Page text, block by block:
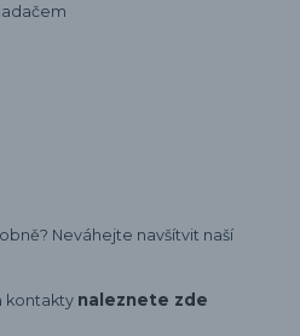
Neváhejte navšítvit naší
kontakty naleznete zde